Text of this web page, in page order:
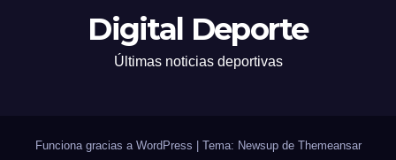
Digital Deporte
Últimas noticias deportivas
Funciona gracias a WordPress Tema: Newsup de Themeansar